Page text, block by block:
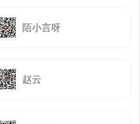
陌小言呀
赵云